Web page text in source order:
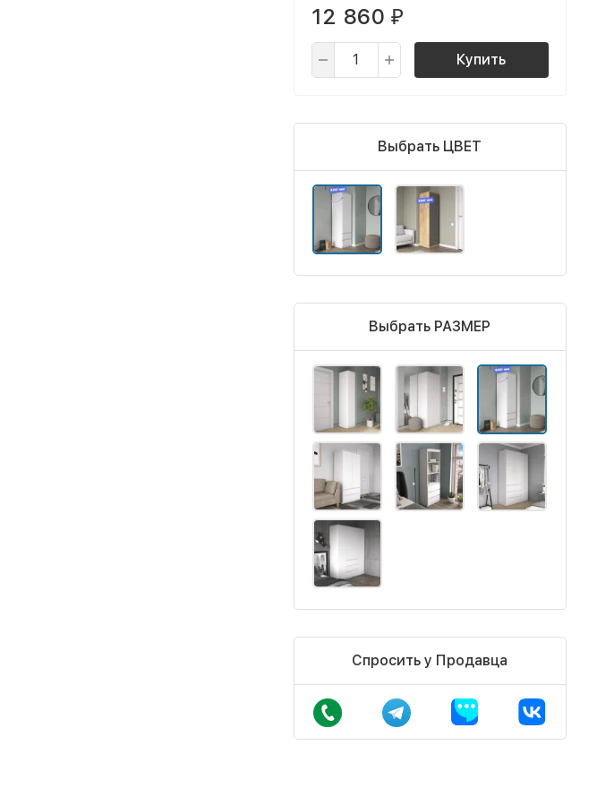
12 860 ₽
Купить
Выбрать ЦВЕТ
Выбрать РАЗМЕР
Спросить у Продавца